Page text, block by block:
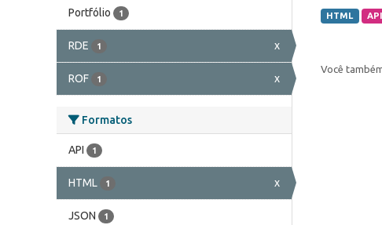
Portfólio 1
RDE 1 x
ROF 1 x
Formatos
API 1
HTML 1 x
JSON 1
HTML API
Você